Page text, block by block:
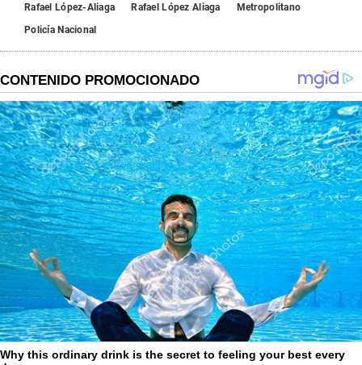
Rafael López-Aliaga Rafael López Aliaga
Metropolitano
Policía Nacional